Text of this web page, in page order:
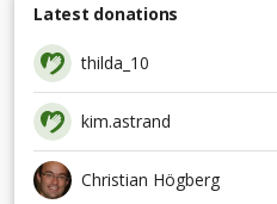
Latest donations
thilda_10
kim.astrand
Christian Högberg